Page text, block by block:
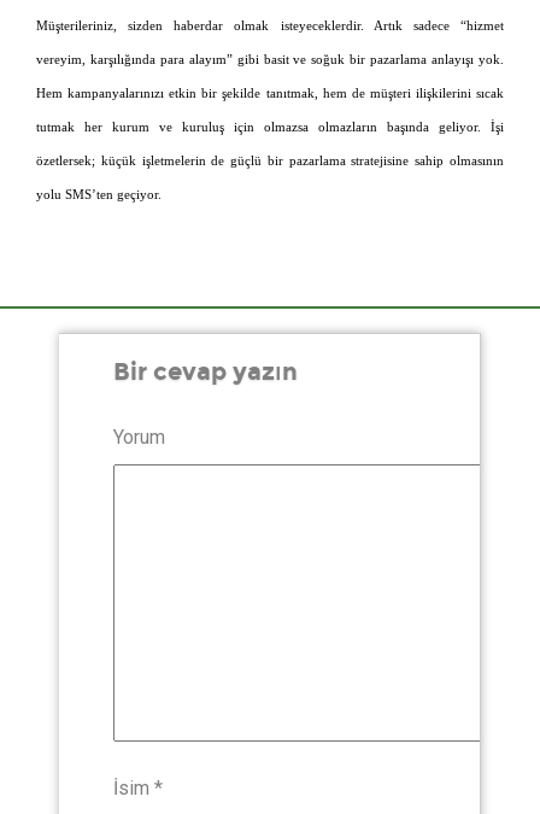
Müşterileriniz, sizden haberdar olmak isteyeceklerdir. Artık sadece “hizmet
vereyim, karşılığında para alayım” gibi basit ve soğuk bir pazarlama anlayışı yok.
Hem kampanyalarınızı etkin bir şekilde tanıtmak, hem de müşteri ilişkilerini sıcak
tutmak her kurum ve kuruluş için olmazsa olmazların başında geliyor. İşi
özetlersek; küçük işletmelerin de güçlü bir pazarlama stratejisine sahip olmasının
yolu SMS’ten geçiyor.
Bir cevap yazın
Yorum
İsim *